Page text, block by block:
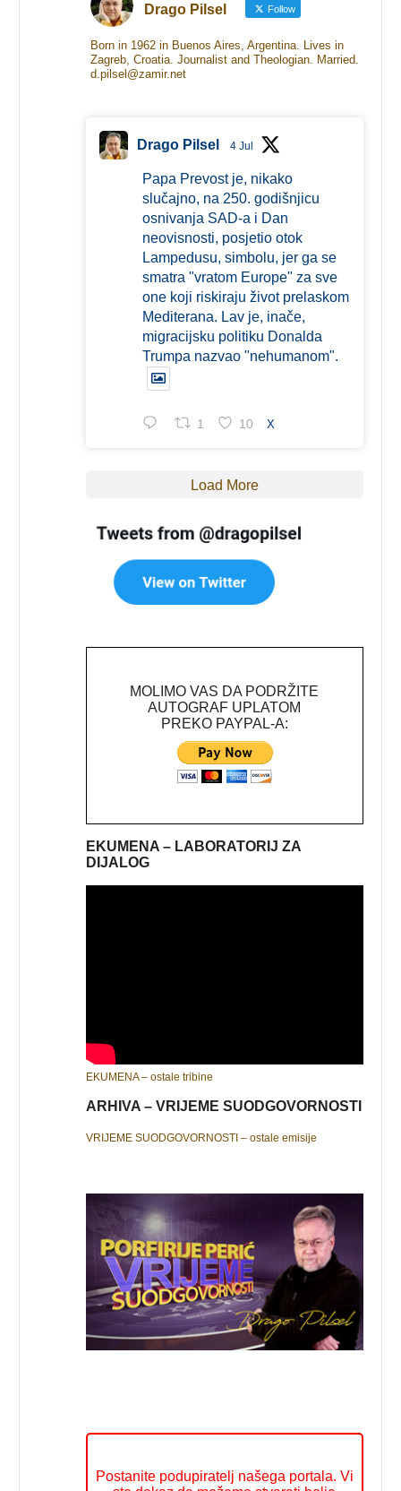
Drago Pilsel Follow
Born in 1962 in Buenos Aires, Argentina. Lives in
Zagreb, Croatia. Journalist and Theologian. Married.
d.pilsel@zamir.net
Drago Pilsel 4 Jul
Papa Prevost je, nikako
slučajno, na 250. godišnjicu
osnivanja SAD-a i Dan
neovisnosti, posjetio otok
Lampedusu, simbolu, jer ga se
smatra "vratom Europe" za sve
one koji riskiraju život prelaskom
Mediterana. Lav je, inače,
migracijsku politiku Donalda
Trumpa nazvao "nehumanom".
1 10 X
Load More
MOLIMO VAS DA PODRŽITE
AUTOGRAF UPLATOM
PREKO PAYPAL-A:
EKUMENA – LABORATORIJ ZA
DIJALOG
EKUMENA – ostale tribine
ARHIVA – VRIJEME SUODGOVORNOSTI
VRIJEME SUODGOVORNOSTI – ostale emisije
Postanite podupiratelj našega portala. Vi